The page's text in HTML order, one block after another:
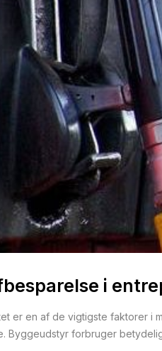
i
er en af de vigtigste faktorer i
Byggeudstyr forbruger